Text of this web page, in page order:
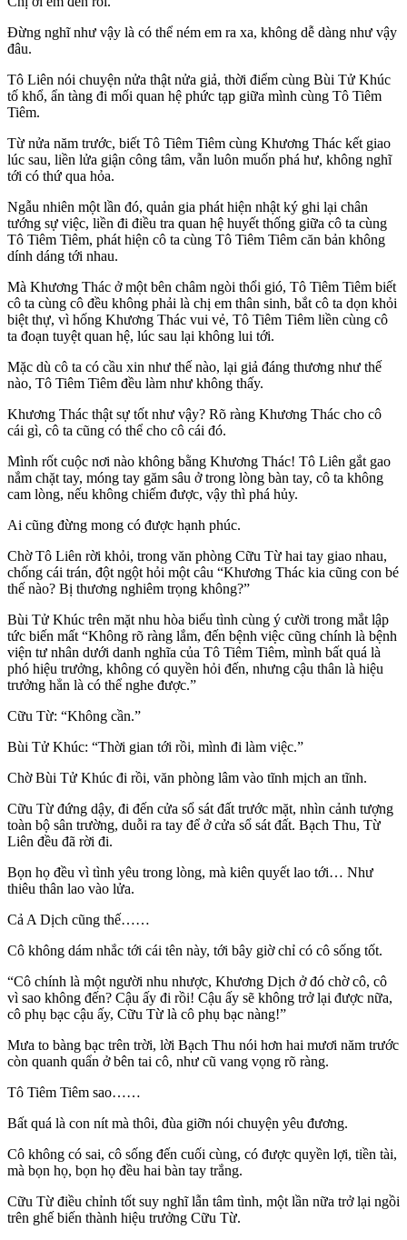
Đừng nghĩ như vậy là có thể ném em ra xa, không dễ dàng như vậy
đâu.
Tô Liên nói chuyện nửa thật nửa giả, thời điểm cùng Bùi Tử Khúc
tố khổ, ẩn tàng đi mối quan hệ phức tạp giữa mình cùng Tô Tiêm
Tiêm.
Từ nửa năm trước, biết Tô Tiêm Tiêm cùng Khương Thác kết giao
lúc sau, liền lửa giận công tâm, vẫn luôn muốn phá hư, không nghĩ
tới có thứ qua hỏa.
Ngẫu nhiên một lần đó, quản gia phát hiện nhật ký ghi lại chân
tướng sự việc, liền đi điều tra quan hệ huyết thống giữa cô ta cùng
Tô Tiêm Tiêm, phát hiện cô ta cùng Tô Tiêm Tiêm căn bản không
dính dáng tới nhau.
Mà Khương Thác ở một bên châm ngòi thổi gió, Tô Tiêm Tiêm biết
cô ta cùng cô đều không phải là chị em thân sinh, bắt cô ta dọn khỏi
biệt thự, vì hống Khương Thác vui vẻ, Tô Tiêm Tiêm liền cùng cô
ta đoạn tuyệt quan hệ, lúc sau lại không lui tới.
Mặc dù cô ta có cầu xin như thế nào, lại giả đáng thương như thế
nào, Tô Tiêm Tiêm đều làm như không thấy.
Khương Thác thật sự tốt như vậy? Rõ ràng Khương Thác cho cô
cái gì, cô ta cũng có thể cho cô cái đó.
Mình rốt cuộc nơi nào không bằng Khương Thác! Tô Liên gắt gao
nắm chặt tay, móng tay găm sâu ở trong lòng bàn tay, cô ta không
cam lòng, nếu không chiếm được, vậy thì phá hủy.
Ai cũng đừng mong có được hạnh phúc.
Chờ Tô Liên rời khỏi, trong văn phòng Cữu Từ hai tay giao nhau,
chống cái trán, đột ngột hỏi một câu “Khương Thác kia cũng con bé
thế nào? Bị thương nghiêm trọng không?”
Bùi Tử Khúc trên mặt nhu hòa biểu tình cùng ý cười trong mắt lập
tức biến mất “Không rõ ràng lắm, đến bệnh việc cũng chính là bệnh
viện tư nhân dưới danh nghĩa của Tô Tiêm Tiêm, mình bất quá là
phó hiệu trưởng, không có quyền hỏi đến, nhưng cậu thân là hiệu
trưởng hẳn là có thể nghe được.”
Cữu Từ: “Không cần.”
Bùi Tử Khúc: “Thời gian tới rồi, mình đi làm việc.”
Chờ Bùi Tử Khúc đi rồi, văn phòng lâm vào tĩnh mịch an tĩnh.
Cữu Từ đứng dậy, đi đến cửa sổ sát đất trước mặt, nhìn cảnh tượng
toàn bộ sân trường, duỗi ra tay để ở cửa sổ sát đất. Bạch Thu, Từ
Liên đều đã rời đi.
Bọn họ đều vì tình yêu trong lòng, mà kiên quyết lao tới… Như
thiêu thân lao vào lửa.
Cả A Dịch cũng thế……
Cô không dám nhắc tới cái tên này, tới bây giờ chỉ có cô sống tốt.
“Cô chính là một người nhu nhược, Khương Dịch ở đó chờ cô, cô
vì sao không đến? Cậu ấy đi rồi! Cậu ấy sẽ không trở lại được nữa,
cô phụ bạc cậu ấy, Cữu Từ là cô phụ bạc nàng!”
Mưa to bàng bạc trên trời, lời Bạch Thu nói hơn hai mươi năm trước
còn quanh quẩn ở bên tai cô, như cũ vang vọng rõ ràng.
Tô Tiêm Tiêm sao……
Bất quá là con nít mà thôi, đùa giỡn nói chuyện yêu đương.
Cô không có sai, cô sống đến cuối cùng, có được quyền lợi, tiền tài,
mà bọn họ, bọn họ đều hai bàn tay trắng.
Cữu Từ điều chỉnh tốt suy nghĩ lẫn tâm tình, một lần nữa trở lại ngồi
trên ghế biến thành hiệu trưởng Cữu Từ.